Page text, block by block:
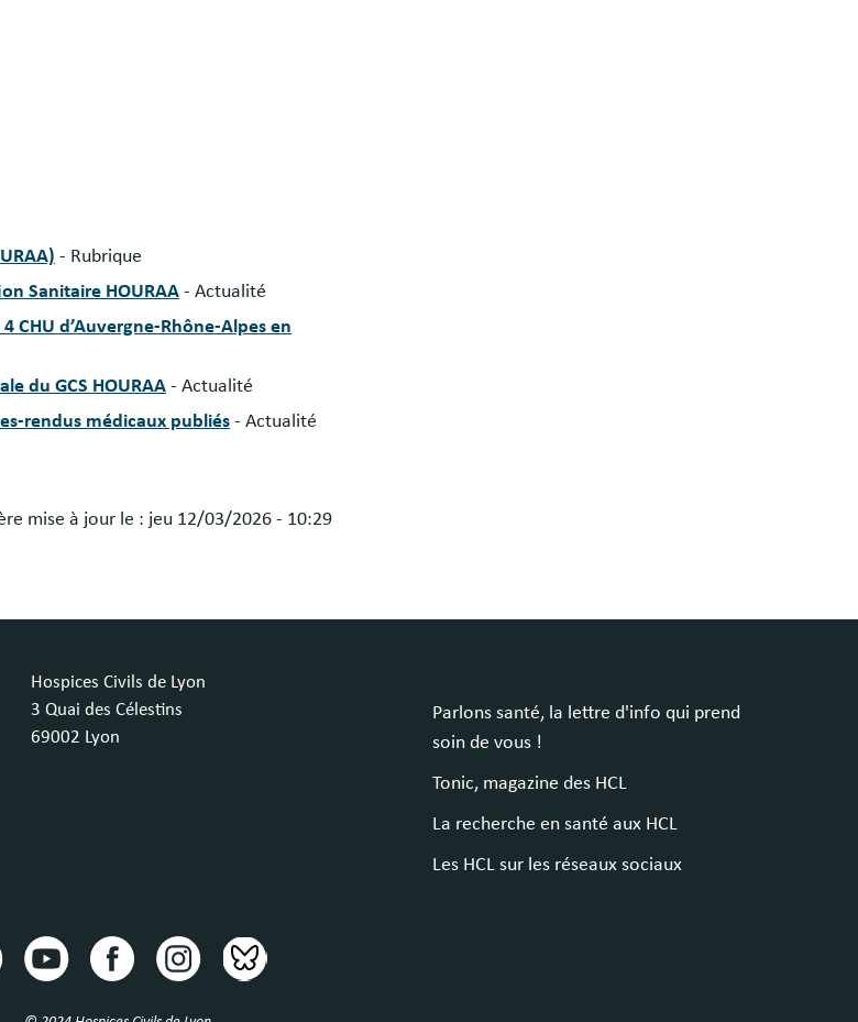
- Rubrique
Sanitaire HOURAA - Actualité
CHU d’Auvergne-Rhône-Alpes en
du GCS HOURAA - Actualité
rendus médicaux publiés - Actualité
mise à jour le : jeu 12/03/2026 - 10:29
Hospices Civils de Lyon
3 Quai des Célestins
69002 Lyon
Parlons santé, la lettre d'info qui prend
soin de vous !
Tonic, magazine des HCL
La recherche en santé aux HCL
Les HCL sur les réseaux sociaux